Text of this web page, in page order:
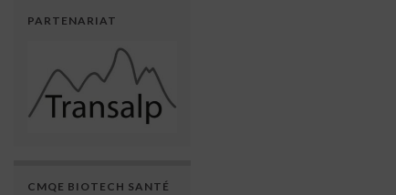
PARTENARIAT
CMQE BIOTECH SANTÉ